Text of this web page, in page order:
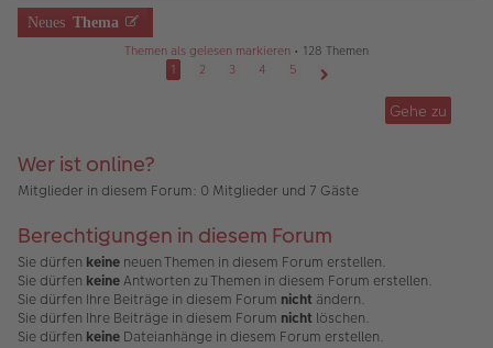
tr
a
e
n
er
n
g
tr
a
g
Neues Thema
Themen als gelesen markieren • 128 Themen
1
2 3 4
5
Gehe zu
Wer ist online?
Mitglieder in diesem Forum: 0 Mitglieder und 7 Gäste
Berechtigungen in diesem Forum
Sie dürfen keine neuen Themen in diesem Forum erstellen.
Sie dürfen keineAntworten zu Themen in diesem Forum erstellen.
Sie dürfen Ihre Beiträge in diesem Forum nicht ändern.
Sie dürfen Ihre Beiträge in diesem Forum nicht löschen.
Sie dürfen keine Dateianhänge in diesem Forum erstellen.